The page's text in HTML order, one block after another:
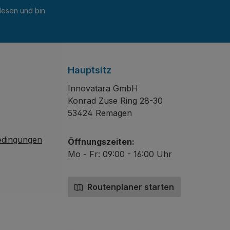
und bin
Hauptsitz
Innovatara GmbH
Konrad Zuse Ring 28-30
53424 Remagen
Öffnungszeiten:
Mo - Fr: 09:00 - 16:00 Uhr
Routenplaner starten